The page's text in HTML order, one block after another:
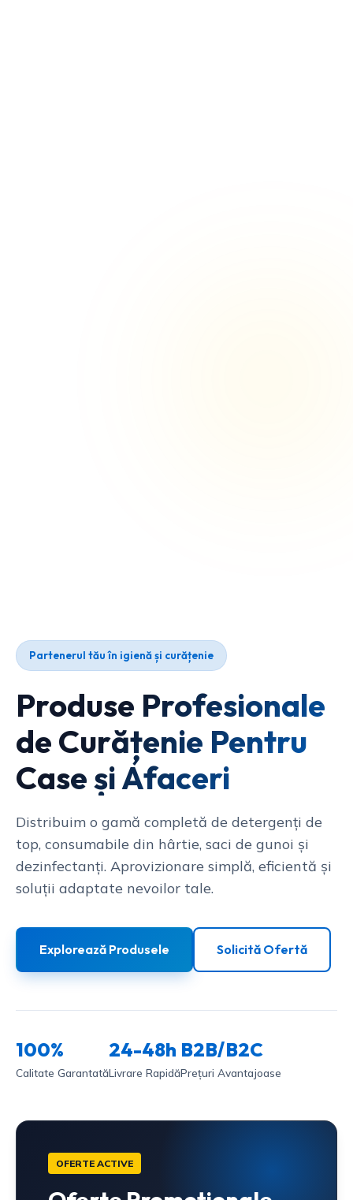
Partenerul tău în igienă și curățenie
Produse Profesionale
de Curățenie Pentru
Case și Afaceri
Distribuim o gamă completă de detergenți de
top, consumabile din hârtie, saci de gunoi și
dezinfectanți. Aprovizionare simplă, eficientă și
soluții adaptate nevoilor tale.
Explorează Produsele Solicită Ofertă
100%
Calitate Garantată
24-48h
Livrare Rapidă
B2B/B2C
Prețuri Avantajoase
OFERTE ACTIVE